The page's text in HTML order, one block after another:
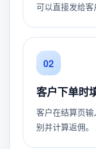
可以直接发给客
02
客户下单时
客户在结算页
别并计算返佣。